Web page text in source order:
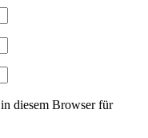
diesem Browser für